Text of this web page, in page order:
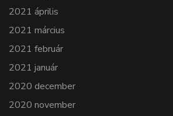
2021 április
2021 március
2021 február
2021 január
2020 december
2020 november